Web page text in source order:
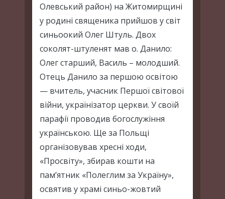
Олевський район) на Житомирщині
у родині священика прийшов у світ
синьоокий Олег Штуль. Двох
соколят-штуленят мав о. Данило:
Олег старший, Василь – молодший.
Отець Данило за першою освітою
— вчитель, учасник Першої світової
війни, українізатор церкви. У своїй
парафії проводив богослужіння
українською. Ще за Польщі
організовував хресні ходи,
«Просвіту», збирав кошти на
пам’ятник «Полеглим за Україну»,
освятив у храмі синьо-жовтий